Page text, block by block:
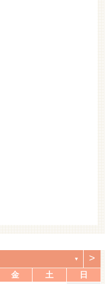
▼ >
金 土 日